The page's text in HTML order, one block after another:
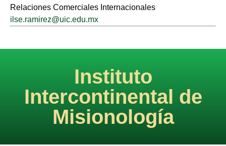
Relaciones Comerciales Internacionales
ilse.ramirez@uic.edu.mx
Instituto
Intercontinental de
Misionología